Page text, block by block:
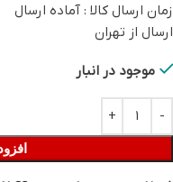
زمان ارسال کالا : آماده ارسال
ارسال از تهران
موجود در انبار